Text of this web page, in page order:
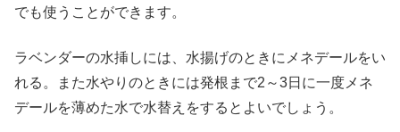
でも使うことができます。
ラベンダーの水挿しには、水揚げのときにメネデールをい
れる。また水やりのときには発根まで2～3日に一度メネ
デールを薄めた水で水替えをするとよいでしょう。